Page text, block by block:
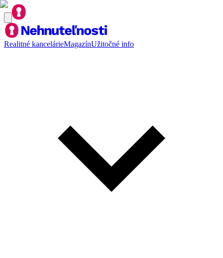
Realitné kancelárieMagazínUžitočné info